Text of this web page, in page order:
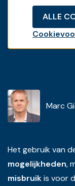
ALLE
Marc
Het gebruik van
mogelijkheden,
misbruikis voor